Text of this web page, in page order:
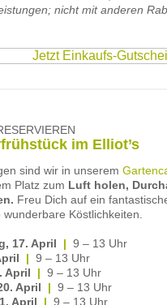
nicht mit anderen
im Elliot’s
sind wir in unserem
Platz zum Luft holen,
Freu Dich auf ein
Köstlichkeiten.
17. April | 9 – 13 Uhr
| 9 – 13 Uhr
April | 9 – 13 Uhr
April | 9 – 13 Uhr
April | 9 – 13 Uhr